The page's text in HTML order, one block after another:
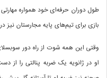
طول دوران حرفه‌ای خود همواره
بازی برای تیم‌های پایه مجارستان نیز
وقتی این همه شوت از راه دور سوبسلای
او در ژانویه یک ضربه پنالتی را از